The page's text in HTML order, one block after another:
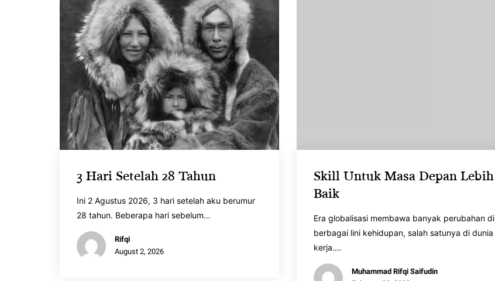
3 Hari Setelah 28 Tahun
Ini 2 Agustus 2026, 3 hari setelah aku berumur
28 tahun. Beberapa hari sebelum…
Rifqi
August 2, 2026
Skill Untuk Masa Depan Lebih
Baik
Era globalisasi membawa banyak perubahan di
berbagai lini kehidupan, salah satunya di dunia
kerja.…
Muhammad Rifqi Saifudin